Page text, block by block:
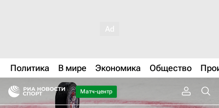
Политика В мире Экономика Общество
Матч-центр